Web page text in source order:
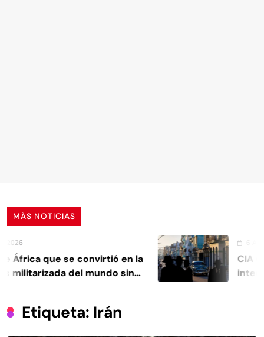
MÁS NOTICIAS
que se convirtió en la
del mundo sin
6 Agosto,
CIA Cuba:
intensificar
Etiqueta: Irán